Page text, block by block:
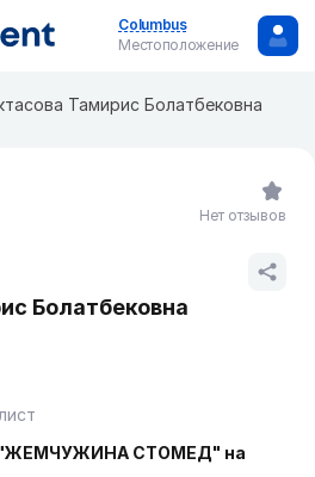
Columbus
Местоположение
Тамирис Болатбековна
Болатбековна
"ЖЕМЧУЖИНА СТОМЕД" на
Нет отзывов